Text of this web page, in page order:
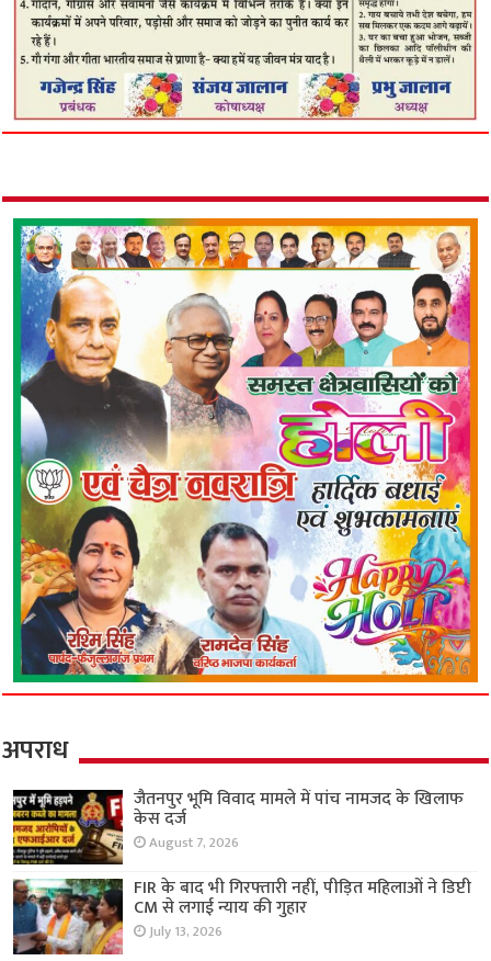
अपराध
जैतनपुर भूमि विवाद मामले में पांच नामजद के खिलाफ
केस दर्ज
August 7, 2026
FIR के बाद भी गिरफ्तारी नहीं, पीड़ित महिलाओं ने डिप्टी
CM से लगाई न्याय की गुहार
July 13, 2026